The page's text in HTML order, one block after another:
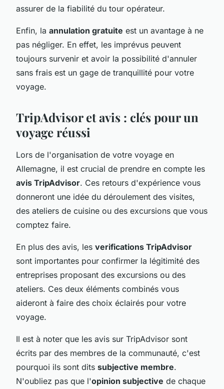
assurer de la fiabilité du tour opérateur.
Enfin, la annulation gratuite est un avantage à ne
pas négliger. En effet, les imprévus peuvent
toujours survenir et avoir la possibilité d'annuler
sans frais est un gage de tranquillité pour votre
voyage.
TripAdvisor et avis : clés pour un
voyage réussi
Lors de l'organisation de votre voyage en
Allemagne, il est crucial de prendre en compte les
avis TripAdvisor. Ces retours d'expérience vous
donneront une idée du déroulement des visites,
des ateliers de cuisine ou des excursions que vous
comptez faire.
En plus des avis, les verifications TripAdvisor
sont importantes pour confirmer la légitimité des
entreprises proposant des excursions ou des
ateliers. Ces deux éléments combinés vous
aideront à faire des choix éclairés pour votre
voyage.
Il est à noter que les avis sur TripAdvisor sont
écrits par des membres de la communauté, c'est
pourquoi ils sont dits subjective membre.
N'oubliez pas que l'opinion subjective de chaque